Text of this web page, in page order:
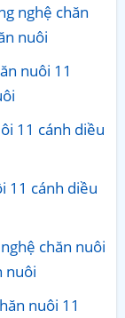
nghệ chăn
nuôi
nuôi 11
11 cánh diều
11 cánh diều
chăn nuôi
nuôi
nuôi 11